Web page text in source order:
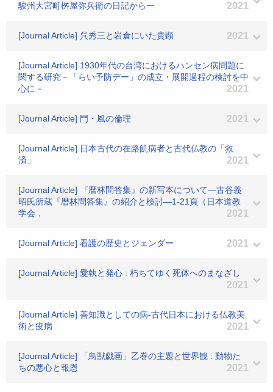
駿州大宮町桝屋弥兵衛の日記からー
2021
[Journal Article] 呉秀三と岩倉にいた貴顕 2021
[Journal Article] 1930年代の台湾におけるハンセン病問題に
関する研究－「らい予防デー」の成立・展開過程の検討を中
心に－
2021
[Journal Article] 門・風の倫理 2021
[Journal Article] 日本古代の在路飢病者と古代仏教の「救
済」
2021
[Journal Article] 『暦林問答集』の新写本について―古谷義
昭氏所蔵『暦林問答集』の紹介と検討―1-21頁（日本道教
学会，
2021
[Journal Article] 看護の歴史とジェンダー 2021
[Journal Article] 愛執と発心 : 朽ちてゆく死体へのまなざし
2021
[Journal Article] 善知識としての病-古代日本における仏教美
術と疫病
2021
[Journal Article] 「鳥獣戯画」乙巻の主題と世界観 : 動物た
ちの悪心と報恩
2021